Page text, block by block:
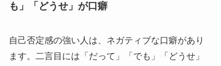
も」「どうせ」が口癖
自己否定感の強い人は、ネガティブな口癖があり
ます。二言目には「だって」「でも」「どうせ」